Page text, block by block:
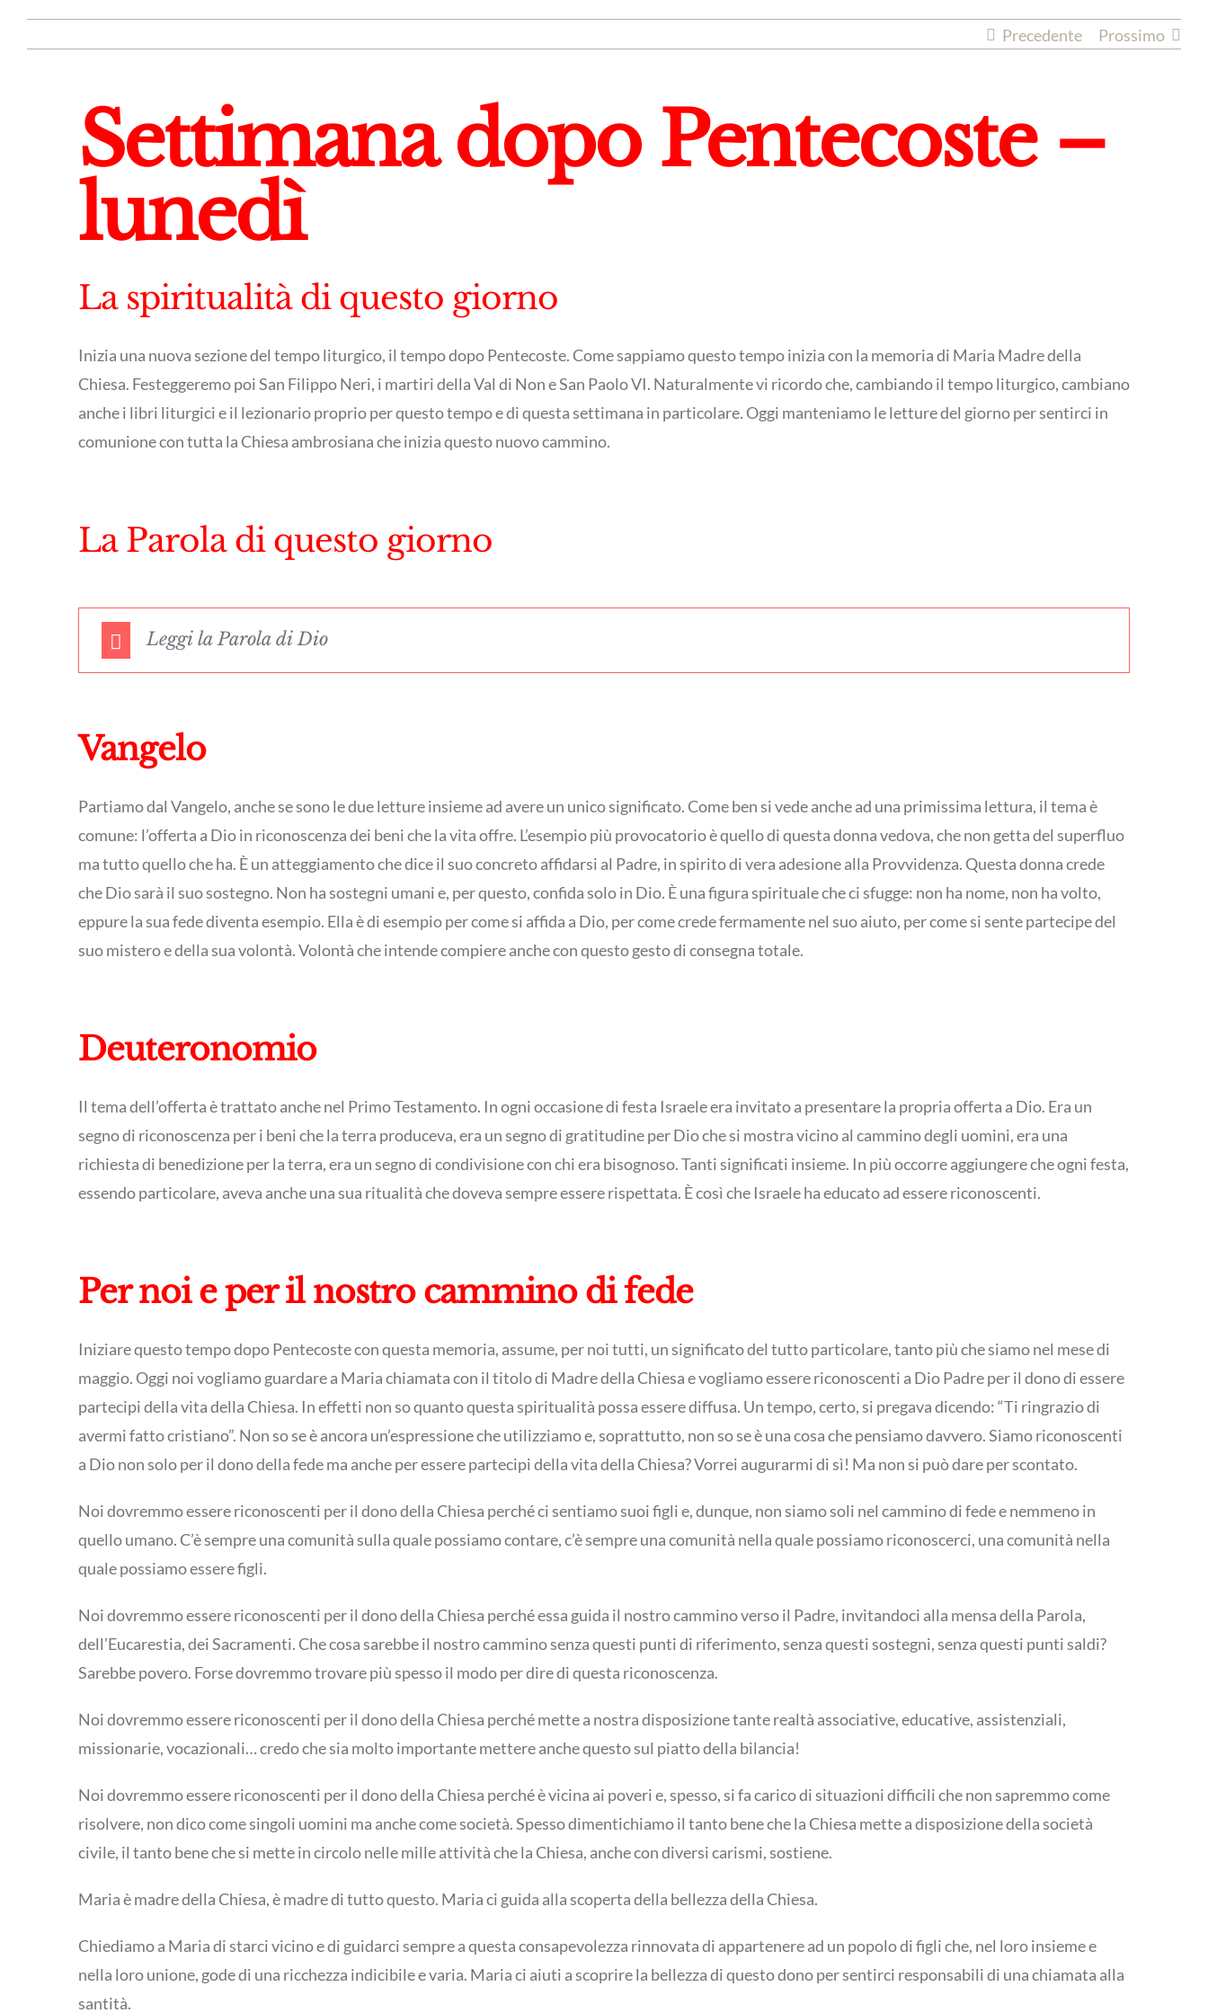
Precedente Prossimo
Settimana dopo Pentecoste –
lunedì
La spiritualità di questo giorno
Inizia una nuova sezione del tempo liturgico, il tempo dopo Pentecoste. Come sappiamo questo tempo inizia con la memoria di Maria Madre della
Chiesa. Festeggeremo poi San Filippo Neri, i martiri della Val di Non e San Paolo VI. Naturalmente vi ricordo che, cambiando il tempo liturgico, cambiano
anche i libri liturgici e il lezionario proprio per questo tempo e di questa settimana in particolare. Oggi manteniamo le letture del giorno per sentirci in
comunione con tutta la Chiesa ambrosiana che inizia questo nuovo cammino.
La Parola di questo giorno
Leggi la Parola di Dio
Vangelo
Partiamo dal Vangelo, anche se sono le due letture insieme ad avere un unico significato. Come ben si vede anche ad una primissima lettura, il tema è
comune: l’offerta a Dio in riconoscenza dei beni che la vita offre. L’esempio più provocatorio è quello di questa donna vedova, che non getta del superfluo
ma tutto quello che ha. È un atteggiamento che dice il suo concreto affidarsi al Padre, in spirito di vera adesione alla Provvidenza. Questa donna crede
che Dio sarà il suo sostegno. Non ha sostegni umani e, per questo, confida solo in Dio. È una figura spirituale che ci sfugge: non ha nome, non ha volto,
eppure la sua fede diventa esempio. Ella è di esempio per come si affida a Dio, per come crede fermamente nel suo aiuto, per come si sente partecipe del
suo mistero e della sua volontà. Volontà che intende compiere anche con questo gesto di consegna totale.
Deuteronomio
Il tema dell’offerta è trattato anche nel Primo Testamento. In ogni occasione di festa Israele era invitato a presentare la propria offerta a Dio. Era un
segno di riconoscenza per i beni che la terra produceva, era un segno di gratitudine per Dio che si mostra vicino al cammino degli uomini, era una
richiesta di benedizione per la terra, era un segno di condivisione con chi era bisognoso. Tanti significati insieme. In più occorre aggiungere che ogni festa,
essendo particolare, aveva anche una sua ritualità che doveva sempre essere rispettata. È così che Israele ha educato ad essere riconoscenti.
Per noi e per il nostro cammino di fede
Iniziare questo tempo dopo Pentecoste con questa memoria, assume, per noi tutti, un significato del tutto particolare, tanto più che siamo nel mese di
maggio. Oggi noi vogliamo guardare a Maria chiamata con il titolo di Madre della Chiesa e vogliamo essere riconoscenti a Dio Padre per il dono di essere
partecipi della vita della Chiesa. In effetti non so quanto questa spiritualità possa essere diffusa. Un tempo, certo, si pregava dicendo: “Ti ringrazio di
avermi fatto cristiano”. Non so se è ancora un’espressione che utilizziamo e, soprattutto, non so se è una cosa che pensiamo davvero. Siamo riconoscenti
a Dio non solo per il dono della fede ma anche per essere partecipi della vita della Chiesa? Vorrei augurarmi di sì! Ma non si può dare per scontato.
Noi dovremmo essere riconoscenti per il dono della Chiesa perché ci sentiamo suoi figli e, dunque, non siamo soli nel cammino di fede e nemmeno in
quello umano. C’è sempre una comunità sulla quale possiamo contare, c’è sempre una comunità nella quale possiamo riconoscerci, una comunità nella
quale possiamo essere figli.
Noi dovremmo essere riconoscenti per il dono della Chiesa perché essa guida il nostro cammino verso il Padre, invitandoci alla mensa della Parola,
dell’Eucarestia, dei Sacramenti. Che cosa sarebbe il nostro cammino senza questi punti di riferimento, senza questi sostegni, senza questi punti saldi?
Sarebbe povero. Forse dovremmo trovare più spesso il modo per dire di questa riconoscenza.
Noi dovremmo essere riconoscenti per il dono della Chiesa perché mette a nostra disposizione tante realtà associative, educative, assistenziali,
missionarie, vocazionali… credo che sia molto importante mettere anche questo sul piatto della bilancia!
Noi dovremmo essere riconoscenti per il dono della Chiesa perché è vicina ai poveri e, spesso, si fa carico di situazioni difficili che non sapremmo come
risolvere, non dico come singoli uomini ma anche come società. Spesso dimentichiamo il tanto bene che la Chiesa mette a disposizione della società
civile, il tanto bene che si mette in circolo nelle mille attività che la Chiesa, anche con diversi carismi, sostiene.
Maria è madre della Chiesa, è madre di tutto questo. Maria ci guida alla scoperta della bellezza della Chiesa.
Chiediamo a Maria di starci vicino e di guidarci sempre a questa consapevolezza rinnovata di appartenere ad un popolo di figli che, nel loro insieme e
nella loro unione, gode di una ricchezza indicibile e varia. Maria ci aiuti a scoprire la bellezza di questo dono per sentirci responsabili di una chiamata alla
santità.